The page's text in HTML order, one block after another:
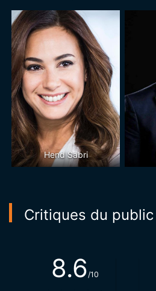
Hend Sabri
Critiques du public
8.6 /10